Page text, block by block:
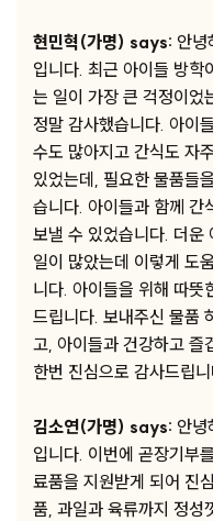
현민혁(가명) says: 안녕
입니다. 최근 아이들 방학
는 일이 가장 큰 걱정이었
정말 감사했습니다. 아이
수도 많아지고 간식도 자
있었는데, 필요한 물품들
습니다. 아이들과 함께 간
보낼 수 있었습니다. 더운
일이 많았는데 이렇게 도
니다. 아이들을 위해 따뜻
드립니다. 보내주신 물품
고, 아이들과 건강하고 즐
한번 진심으로 감사드립니
김소연(가명) says: 안녕
입니다. 이번에 곧장기부
료품을 지원받게 되어 진
품, 과일과 육류까지 정성